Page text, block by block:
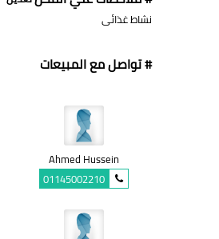
نشاط غذائى
# تواصل مع المبيعات
Ahmed Hussein
01145002210